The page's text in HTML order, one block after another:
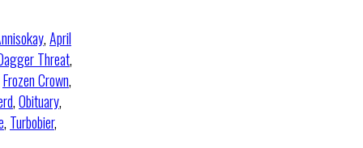
,April
Threat,
Frozen Crown,
,Obituary,
, Turbobier,